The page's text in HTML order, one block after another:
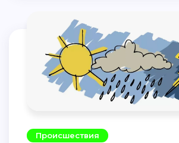
Происшествия